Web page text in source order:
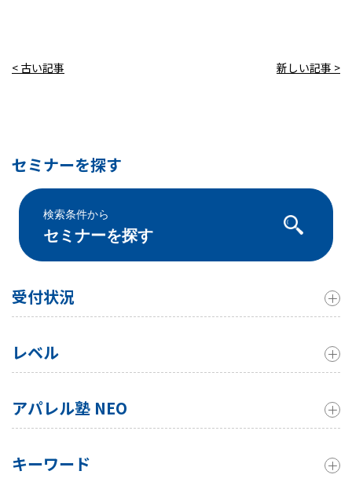
セミナーを探す
検索条件から
セミナーを探す
受付状況
レベル
アパレル塾 NEO
キーワード
< 古い記事 新しい記事 >